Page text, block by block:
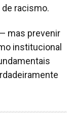
racismo.
mas prevenir
institucional